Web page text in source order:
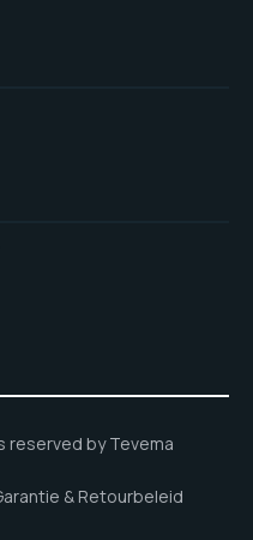
reserved by Tevema
& Retourbeleid